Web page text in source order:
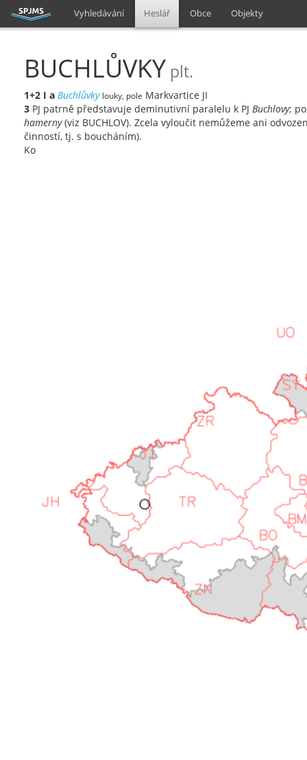
Vyhledávání Heslář Obce Objekty
BUCHLŮVKY plt.
1+2 I a Buchlůvky louky, pole Markvartice JI
3 PJ patrně představuje deminutivní paralelu k PJ Buchlovy;
hamerny(viz BUCHLOV). Zcela vyloučit nemůžeme ani
činností, tj. s boucháním).
Ko